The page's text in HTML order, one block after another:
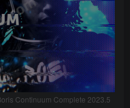
Continuum Complete 2023.5